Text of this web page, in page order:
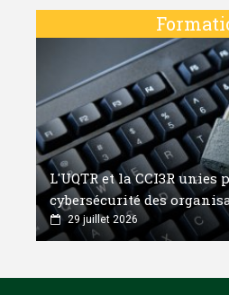
L'UQTR et la CCI3R
cybersécurité des
29 juillet 2026